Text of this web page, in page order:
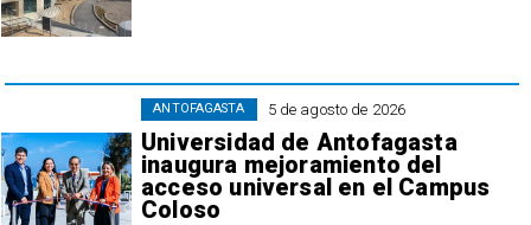
5 de agosto de 2026
Universidad de Antofagasta
inaugura mejoramiento del
acceso universal en el Campus
Coloso
ANTOFAGASTA